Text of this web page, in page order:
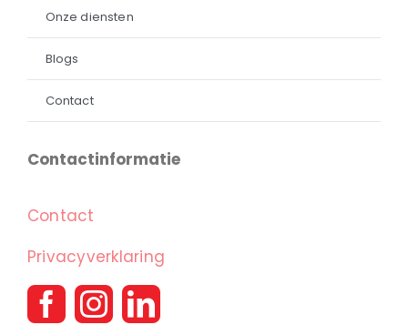
Onze diensten
Blogs
Contact
Contactinformatie
Contact
Privacyverklaring